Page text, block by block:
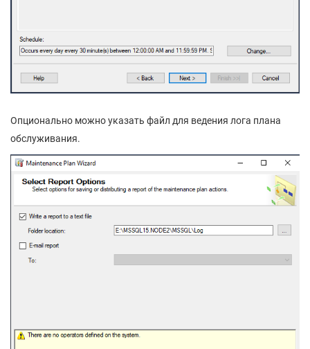
Опционально можно указать файл для ведения лога плана
обслуживания.